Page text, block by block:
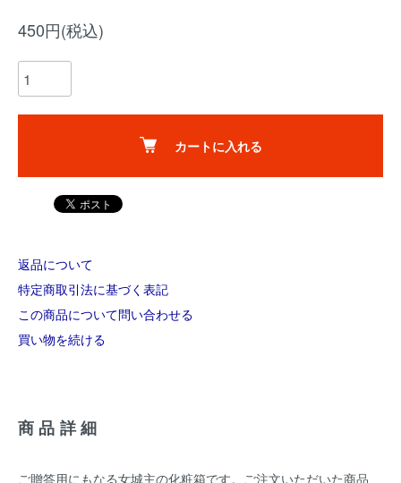
450円(税込)
カートに入れる
返品について
特定商取引法に基づく表記
この商品について問い合わせる
買い物を続ける
商品詳細
ご贈答用にもなる女城主の化粧箱です。ご注文いただいた商品